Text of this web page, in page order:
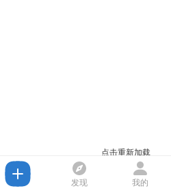
点击重新加载
发现 我的